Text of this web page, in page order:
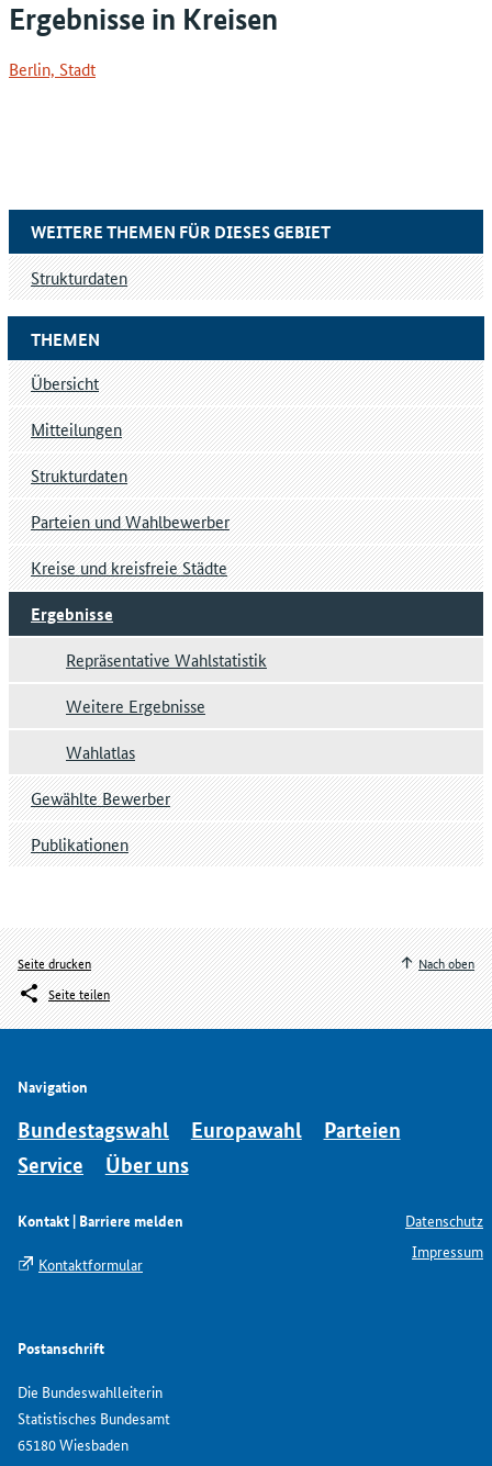
Ergebnisse in Kreisen
Berlin, Stadt
THEMEN
Übersicht
Mitteilungen
Strukturdaten
Parteien und Wahlbewerber
Kreise und kreisfreie Städte
Ergebnisse
Repräsentative Wahlstatistik
Weitere Ergebnisse
Wahlatlas
Gewählte Bewerber
Publikationen
WEITERE THEMEN FÜR DIESES GEBIET
Strukturdaten
Seite drucken
Seite teilen
Nach oben
Navigation
Bundestagswahl Europawahl
Parteien
Service
Über uns
Kontakt | Barriere melden
Kontaktformular
Postanschrift
Die Bundeswahlleiterin
Statistisches Bundesamt
65180 Wiesbaden
Datenschutz
Impressum